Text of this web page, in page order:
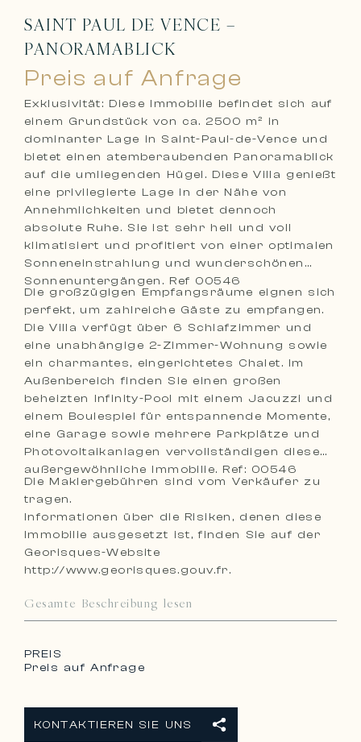
SAINT PAUL DE VENCE –
PANORAMABLICK
Preis auf Anfrage
Exklusivität: Diese Immobilie befindet sich auf
einem Grundstück von ca. 2500 m² in
dominanter Lage in Saint-Paul-de-Vence und
bietet einen atemberaubenden Panoramablick
auf die umliegenden Hügel. Diese Villa genießt
eine privilegierte Lage in der Nähe von
Annehmlichkeiten und bietet dennoch
absolute Ruhe. Sie ist sehr hell und voll
klimatisiert und profitiert von einer optimalen
Sonneneinstrahlung und wunderschönen
Sonnenuntergängen. Ref 00546
Die großzügigen Empfangsräume eignen sich
perfekt, um zahlreiche Gäste zu empfangen.
Die Villa verfügt über 6 Schlafzimmer und
eine unabhängige 2-Zimmer-Wohnung sowie
ein charmantes, eingerichtetes Chalet. Im
Außenbereich finden Sie einen großen
beheizten Infinity-Pool mit einem Jacuzzi und
einem Boulespiel für entspannende Momente,
eine Garage sowie mehrere Parkplätze und
Photovoltaikanlagen vervollständigen diese
außergewöhnliche Immobilie. Ref: 00546
Die Maklergebühren sind vom Verkäufer zu
tragen.
Informationen über die Risiken, denen diese
Immobilie ausgesetzt ist, finden Sie auf der
Georisques-Website
http://www.georisques.gouv.fr.
Gesamte Beschreibung lesen
PREIS
Preis auf Anfrage
KONTAKTIEREN SIE UNS